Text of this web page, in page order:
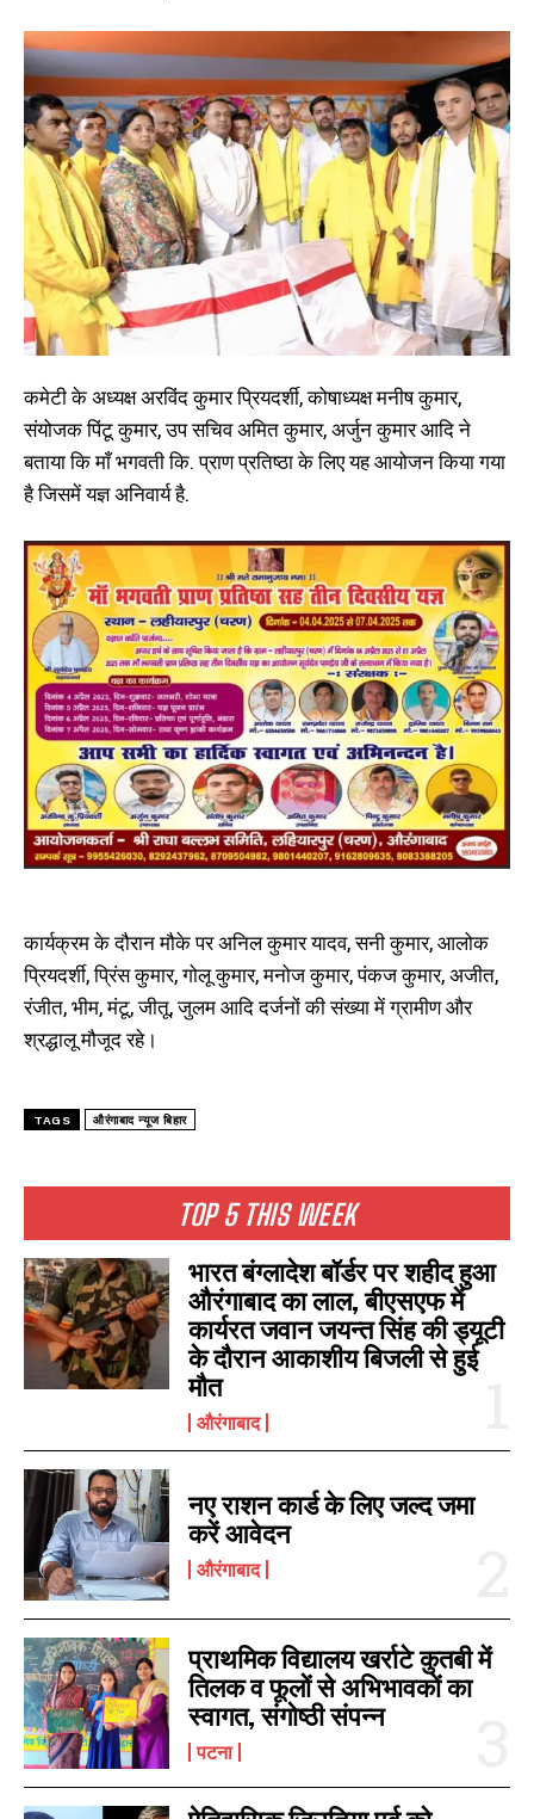
TOP 5 THIS WEEK
भारत बंग्लादेश बॉर्डर पर शहीद हुआ
औरंगाबाद का लाल, बीएसएफ में
कार्यरत जवान जयन्त सिंह की ड्यूटी
के दौरान आकाशीय बिजली से हुई
मौत
औरंगाबाद
नए राशन कार्ड के लिए जल्द जमा
करें आवेदन
औरंगाबाद
प्राथमिक विद्यालय खर्राटे कुतबी में
तिलक व फूलों से अभिभावकों का
स्वागत, संगोष्ठी संपन्न
पटना
कमेटी के अध्यक्ष अरविंद कुमार प्रियदर्शी, कोषाध्यक्ष मनीष कुमार,
संयोजक पिंटू कुमार, उप सचिव अमित कुमार, अर्जुन कुमार आदि ने
बताया कि माँ भगवती कि. प्राण प्रतिष्ठा के लिए यह आयोजन किया गया
है जिसमें यज्ञ अनिवार्य है.
कार्यक्रम के दौरान मौके पर अनिल कुमार यादव, सनी कुमार, आलोक
प्रियदर्शी, प्रिंस कुमार, गोलू कुमार, मनोज कुमार, पंकज कुमार, अजीत,
रंजीत, भीम, मंटू, जीतू, जुलम आदि दर्जनों की संख्या में ग्रामीण और
श्रद्धालू मौजूद रहे।
TAGS औरंगाबाद न्यूज बिहार